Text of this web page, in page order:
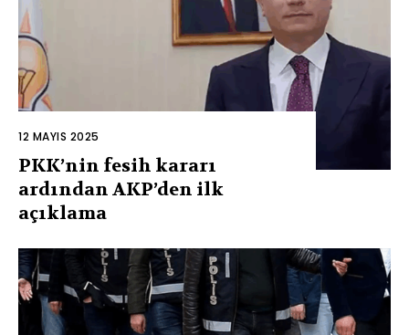
12 MAYIS 2025
PKK’nin fesih kararı
ardından AKP’den ilk
açıklama